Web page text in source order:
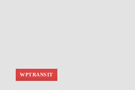
WPTRANSIT